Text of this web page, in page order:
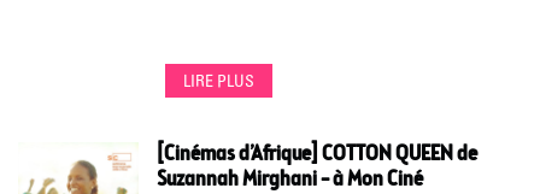
LIRE PLUS
[Cinémas d’Afrique] COTTON QUEEN de
Suzannah Mirghani – à Mon Ciné